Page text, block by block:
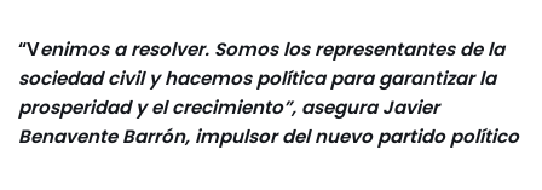
“Venimos a resolver. Somos los representantes de la
sociedad civil y hacemos política para garantizar la
prosperidad y el crecimiento”, asegura Javier
Benavente Barrón, impulsor del nuevo partido político